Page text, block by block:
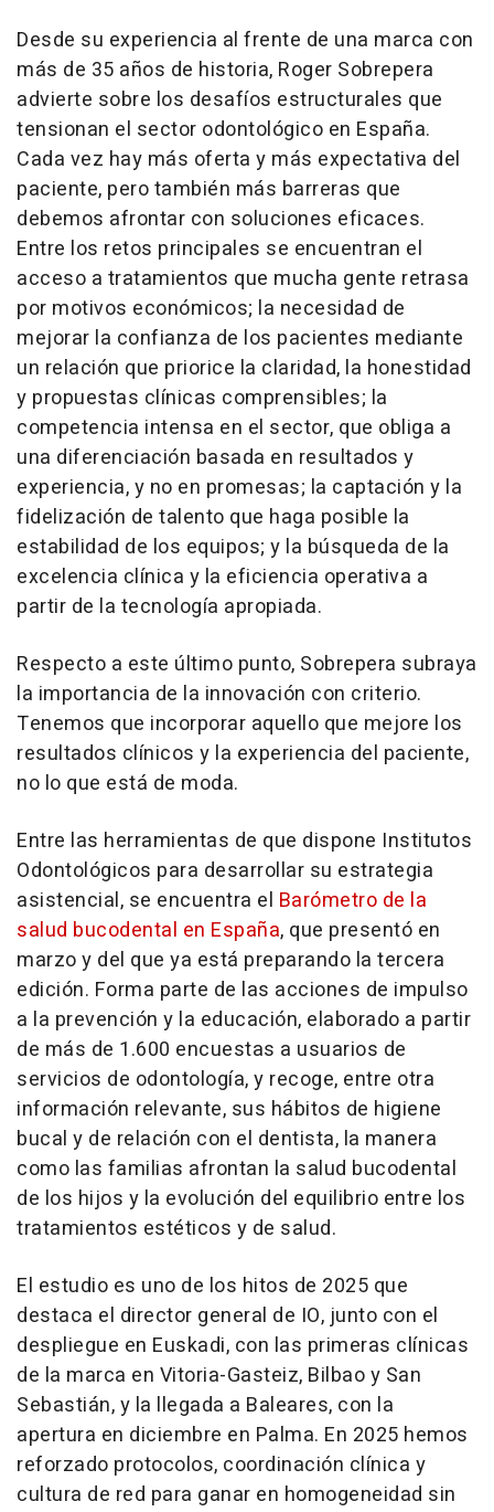
Desde su experiencia al frente de una marca con
más de 35 años de historia, Roger Sobrepera
advierte sobre los desafíos estructurales que
tensionan el sector odontológico en España.
Cada vez hay más oferta y más expectativa del
paciente, pero también más barreras que
debemos afrontar con soluciones eficaces.
Entre los retos principales se encuentran el
acceso a tratamientos que mucha gente retrasa
por motivos económicos; la necesidad de
mejorar la confianza de los pacientes mediante
un relación que priorice la claridad, la honestidad
y propuestas clínicas comprensibles; la
competencia intensa en el sector, que obliga a
una diferenciación basada en resultados y
experiencia, y no en promesas; la captación y la
fidelización de talento que haga posible la
estabilidad de los equipos; y la búsqueda de la
excelencia clínica y la eficiencia operativa a
partir de la tecnología apropiada.
Respecto a este último punto, Sobrepera subraya
la importancia de la innovación con criterio.
Tenemos que incorporar aquello que mejore los
resultados clínicos y la experiencia del paciente,
no lo que está de moda.
Entre las herramientas de que dispone Institutos
Odontológicos para desarrollar su estrategia
asistencial, se encuentra el Barómetro de la
salud bucodental en España, que presentó en
marzo y del que ya está preparando la tercera
edición. Forma parte de las acciones de impulso
a la prevención y la educación, elaborado a partir
de más de 1.600 encuestas a usuarios de
servicios de odontología, y recoge, entre otra
información relevante, sus hábitos de higiene
bucal y de relación con el dentista, la manera
como las familias afrontan la salud bucodental
de los hijos y la evolución del equilibrio entre los
tratamientos estéticos y de salud.
El estudio es uno de los hitos de 2025 que
destaca el director general de IO, junto con el
despliegue en Euskadi, con las primeras clínicas
de la marca en Vitoria-Gasteiz, Bilbao y San
Sebastián, y la llegada a Baleares, con la
apertura en diciembre en Palma. En 2025 hemos
reforzado protocolos, coordinación clínica y
cultura de red para ganar en homogeneidad sin